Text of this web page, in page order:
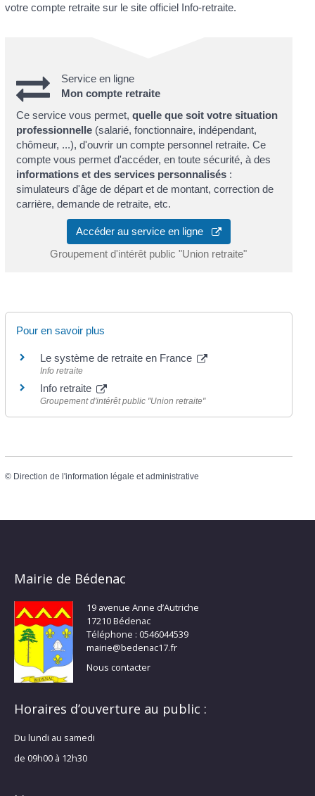
votre compte retraite sur le site officiel Info-retraite.
Service en ligne
Mon compte retraite
Ce service vous permet, quelle que soit votre situation
professionnelle(salarié, fonctionnaire, indépendant,
chômeur, ...), d'ouvrir un compte personnel retraite. Ce
compte vous permet d'accéder, en toute sécurité, à des
informations et des services personnalisés:
simulateurs d'âge de départ et de montant, correction de
carrière, demande de retraite, etc.
Accéder au service en ligne
Groupement d'intérêt public "Union retraite"
Pour en savoir plus
Le système de retraite en France
Info retraite
Info retraite
Groupement d'intérêt public "Union retraite"
© Direction de l'information légale et administrative
Mairie de Bédenac
19 avenue Anne d’Autriche
17210 Bédenac
Téléphone : 0546044539
mairie@bedenac17.fr
Nous contacter
Horaires d’ouverture au public :
Du lundi au samedi
de 09h00 à 12h30